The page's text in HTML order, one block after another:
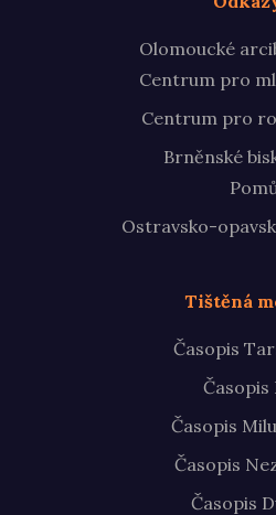
Olomoucké
Centrum pro
Centrum pro
Brněnské
Ostravsko-
Tištěná
Časopis
Časopis
Časopis
Časopis
Časopis